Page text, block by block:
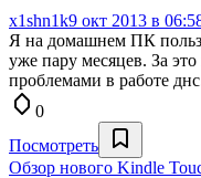
x1shn1k9 окт 2013 в
Я на домашнем ПК
уже пару месяцев. За
проблемами в работе
0
Посмотреть
Обзор нового Kindle